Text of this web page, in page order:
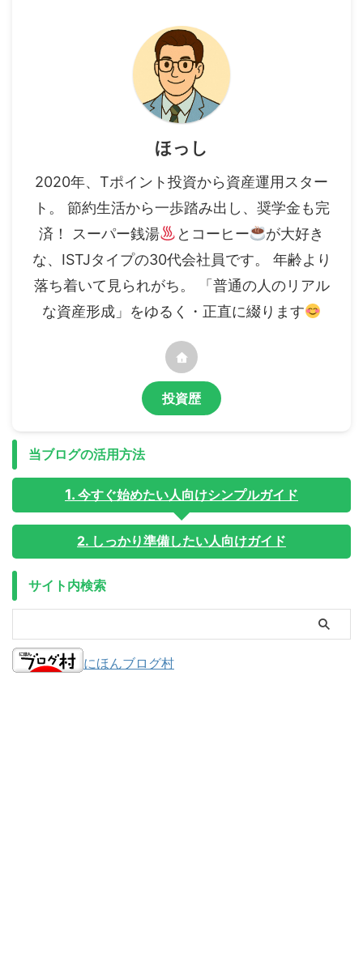
ほっし
2020年、Tポイント投資から資産運用スター
ト。 節約生活から一歩踏み出し、奨学金も完
済！ スーパー銭湯
とコーヒー
が大好き
な、ISTJタイプの30代会社員です。 年齢より
落ち着いて見られがち。 「普通の人のリアル
な資産形成」をゆるく・正直に綴ります
投資歴
当ブログの活用方法
今すぐ始めたい人向けシンプルガイド
2. しっかり準備したい人向けガイド
サイト内検索
にほんブログ村